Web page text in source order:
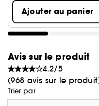
Ajouter au panier
Avis sur le produit
4.2/5
(968 avis sur le
Trier par